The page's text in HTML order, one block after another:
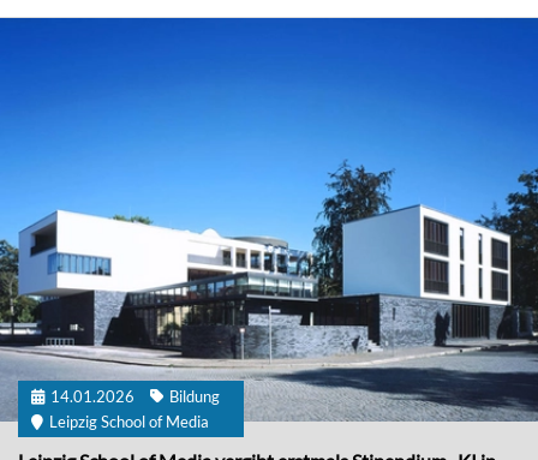
14.01.2026
Bildung
Leipzig School of Media